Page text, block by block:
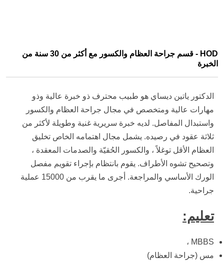
HOD - قسم جراحة العظام والكسور مع أكثر من 30 سنة من
الخبرة
الدكتور ياتين ديساي هو طبيب محترف ذو خبرة عالية وذو
مهارات عالية ومتخصص في مجال جراحة العظام والكسور
واستبدال المفاصل. لديه خبرة سريرية غنية وطويلة لأكثر من
ثلاثة عقود في رصيده. يشمل مجال اهتمامه الخاص تخليق
العظام الأقل توغلاً ، والكسور الحُقيّة والصدمات المعقدة ،
وتصحيح تشوه الأطراف. يقوم بانتظام بإجراء تقويم مفصل
الورك الأساسي والمراجعة. أجرى ما يقرب من 15000 عملية
جراحية.
تعليم:
MBBS ،
مس (جراحة العظام)